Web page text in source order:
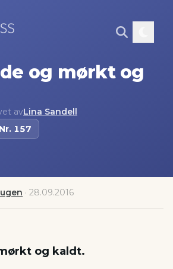
og mørkt og
avLina Sandell
Nr. 157
·28.09.2016
og kaldt.